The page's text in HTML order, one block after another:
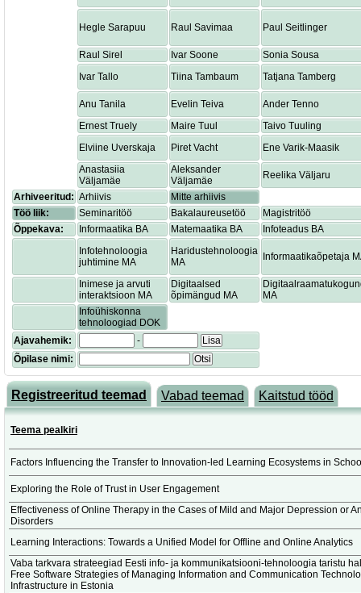
Hegle Sarapuu Raul Savimaa Paul Seitlinger
Raul Sirel Ivar Soone
Sonia Sousa
Ivar Tallo
Tiina Tambaum Tatjana Tamberg
Anu Tanila Evelin Teiva
Ander Tenno
Ernest Truely
Maire Tuul
Taivo Tuuling
Elviine Uverskaja
Piret Vacht
Ene Varik-Maasik
Anastasiia
Väljamäe
Aleksander
Väljamäe
Reelika Väljaru
Arhiveeritud: Arhiivis
Mitte arhiivis
Töö liik:
Seminaritöö Bakalaureusetöö
Magistritöö
Õppekava:
Informaatika BA Matemaatika BA
Infoteadus BA
Infotehnoloogia
juhtimine MA
Haridustehnoloogia
MA
Informaatikaõpetaja
Inimese ja arvuti
interaktsioon MA
Digitaalsed
õpimängud MA
MA
Infoühiskonna
tehnoloogiad DOK
Ajavahemik:
-
Lisa
Õpilase nimi:
Otsi
Registreeritud teemad Vabad teemad Kaitstud tööd
Teema pealkiri
Factors Influencing the Transfer to Innovation-led Learning Ecosystems in
Exploring the Role of Trust in User Engagement
Effectiveness of Online Therapy in the Cases of Mild and Major Depression or
Disorders
Learning Interactions: Towards a Unified Model for Offline and Online Analytics
Vaba tarkvara strateegiad Eesti info- ja kommunikatsiooni-tehnoloogia taristu
Free Software Strategies of Managing Information and Communication
Infrastructure in Estonia